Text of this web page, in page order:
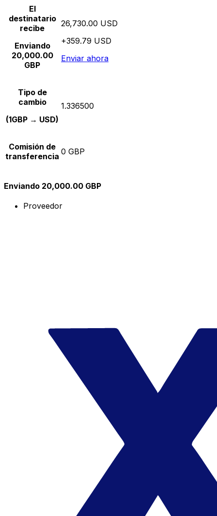
El
destinatario
recibe
Enviando
20,000.00
GBP
26,730.00 USD
+359.79 USD
Enviar ahora
Tipo de
cambio
(1GBP → USD)
1.336500
Comisión de
transferencia 0 GBP
Enviando 20,000.00 GBP
Proveedor